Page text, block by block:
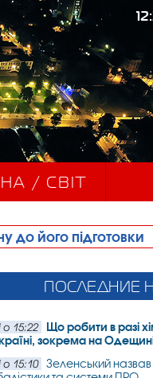
/ СВІТ
•
ПОСЛЕДНИЕ
о 15:22
Що робити в разі
зокрема на
о 15:10
Зеленський